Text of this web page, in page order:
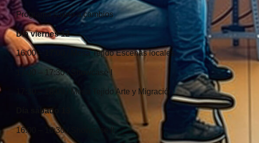
Programa sujeto a cambios
Día viernes 12
16:00 – 17:00 / Mesa Tejido Escenas locales
17:00 – 17:30 / Showcase I
17:30 – 18:00 / Mesa Tejido Arte y Migración
Día sábado 13
16:00 – 16:30 / Showcase II